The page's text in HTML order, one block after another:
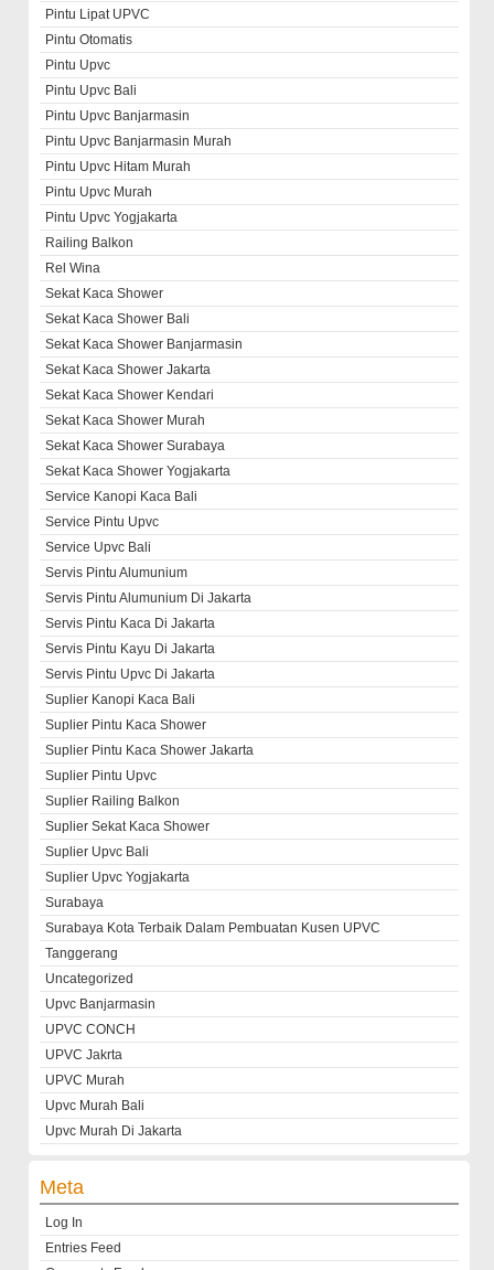
Pintu Lipat UPVC
Pintu Otomatis
Pintu Upvc
Pintu Upvc Bali
Pintu Upvc Banjarmasin
Pintu Upvc Banjarmasin Murah
Pintu Upvc Hitam Murah
Pintu Upvc Murah
Pintu Upvc Yogjakarta
Railing Balkon
Rel Wina
Sekat Kaca Shower
Sekat Kaca Shower Bali
Sekat Kaca Shower Banjarmasin
Sekat Kaca Shower Jakarta
Sekat Kaca Shower Kendari
Sekat Kaca Shower Murah
Sekat Kaca Shower Surabaya
Sekat Kaca Shower Yogjakarta
Service Kanopi Kaca Bali
Service Pintu Upvc
Service Upvc Bali
Servis Pintu Alumunium
Servis Pintu Alumunium Di Jakarta
Servis Pintu Kaca Di Jakarta
Servis Pintu Kayu Di Jakarta
Servis Pintu Upvc Di Jakarta
Suplier Kanopi Kaca Bali
Suplier Pintu Kaca Shower
Suplier Pintu Kaca Shower Jakarta
Suplier Pintu Upvc
Suplier Railing Balkon
Suplier Sekat Kaca Shower
Suplier Upvc Bali
Suplier Upvc Yogjakarta
Surabaya
Surabaya Kota Terbaik Dalam Pembuatan Kusen UPVC
Tanggerang
Uncategorized
Upvc Banjarmasin
UPVC CONCH
UPVC Jakrta
UPVC Murah
Upvc Murah Bali
Upvc Murah Di Jakarta
Meta
Log In
Entries Feed